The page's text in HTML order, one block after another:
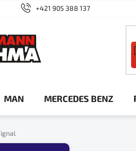
+421 905 388 137
MAN MERCEDES BENZ